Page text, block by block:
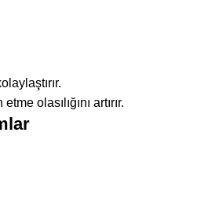
olasılığını artırır.